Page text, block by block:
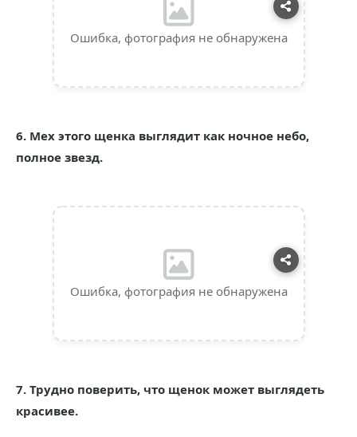
Ошибка, фотография не обнаружена
6. Мех этого щенка выглядит как ночное небо,
полное звезд.
Ошибка, фотография не обнаружена
7. Трудно поверить, что щенок может выглядеть
красивее.